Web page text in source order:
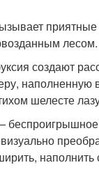
лесом.
создают
наполненную
шелесте
наполнить